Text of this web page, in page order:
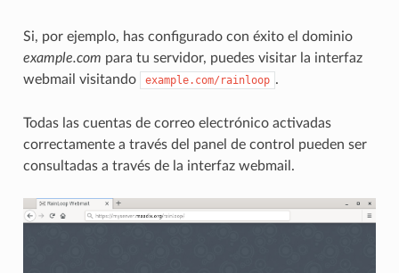
Si, por ejemplo, has configurado con éxito el dominio
example.com para tu servidor, puedes visitar la interfaz
webmail visitando
example.com/rainloop .
Todas las cuentas de correo electrónico activadas
correctamente a través del panel de control pueden ser
consultadas a través de la interfaz webmail.